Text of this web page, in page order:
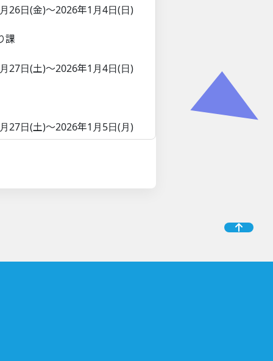
日(金)～2026年1月4日(日)
課
日(土)～2026年1月4日(日)
日(土)～2026年1月5日(月)